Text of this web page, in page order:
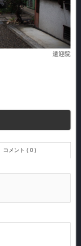
遣迎院
コメント ( 0 )